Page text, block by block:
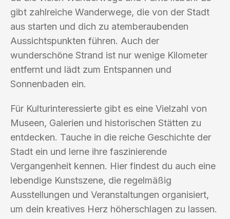
gibt zahlreiche Wanderwege, die von der Stadt
aus starten und dich zu atemberaubenden
Aussichtspunkten führen. Auch der
wunderschöne Strand ist nur wenige Kilometer
entfernt und lädt zum Entspannen und
Sonnenbaden ein.
Für Kulturinteressierte gibt es eine Vielzahl von
Museen, Galerien und historischen Stätten zu
entdecken. Tauche in die reiche Geschichte der
Stadt ein und lerne ihre faszinierende
Vergangenheit kennen. Hier findest du auch eine
lebendige Kunstszene, die regelmäßig
Ausstellungen und Veranstaltungen organisiert,
um dein kreatives Herz höherschlagen zu lassen.